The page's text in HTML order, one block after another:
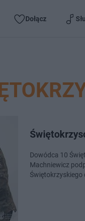
Dołącz
Dowódca 10
Machniewicz
Świętokrzyskiego